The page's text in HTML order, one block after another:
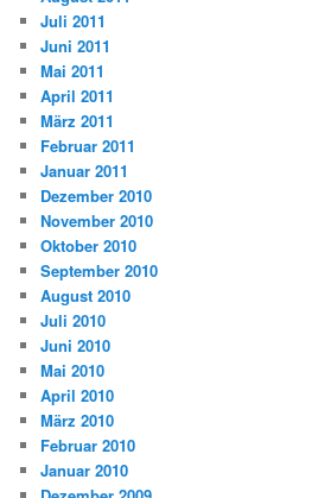
Juli 2011
Juni 2011
Mai 2011
April 2011
März 2011
Februar 2011
Januar 2011
Dezember 2010
November 2010
Oktober 2010
September 2010
August 2010
Juli 2010
Juni 2010
Mai 2010
April 2010
März 2010
Februar 2010
Januar 2010